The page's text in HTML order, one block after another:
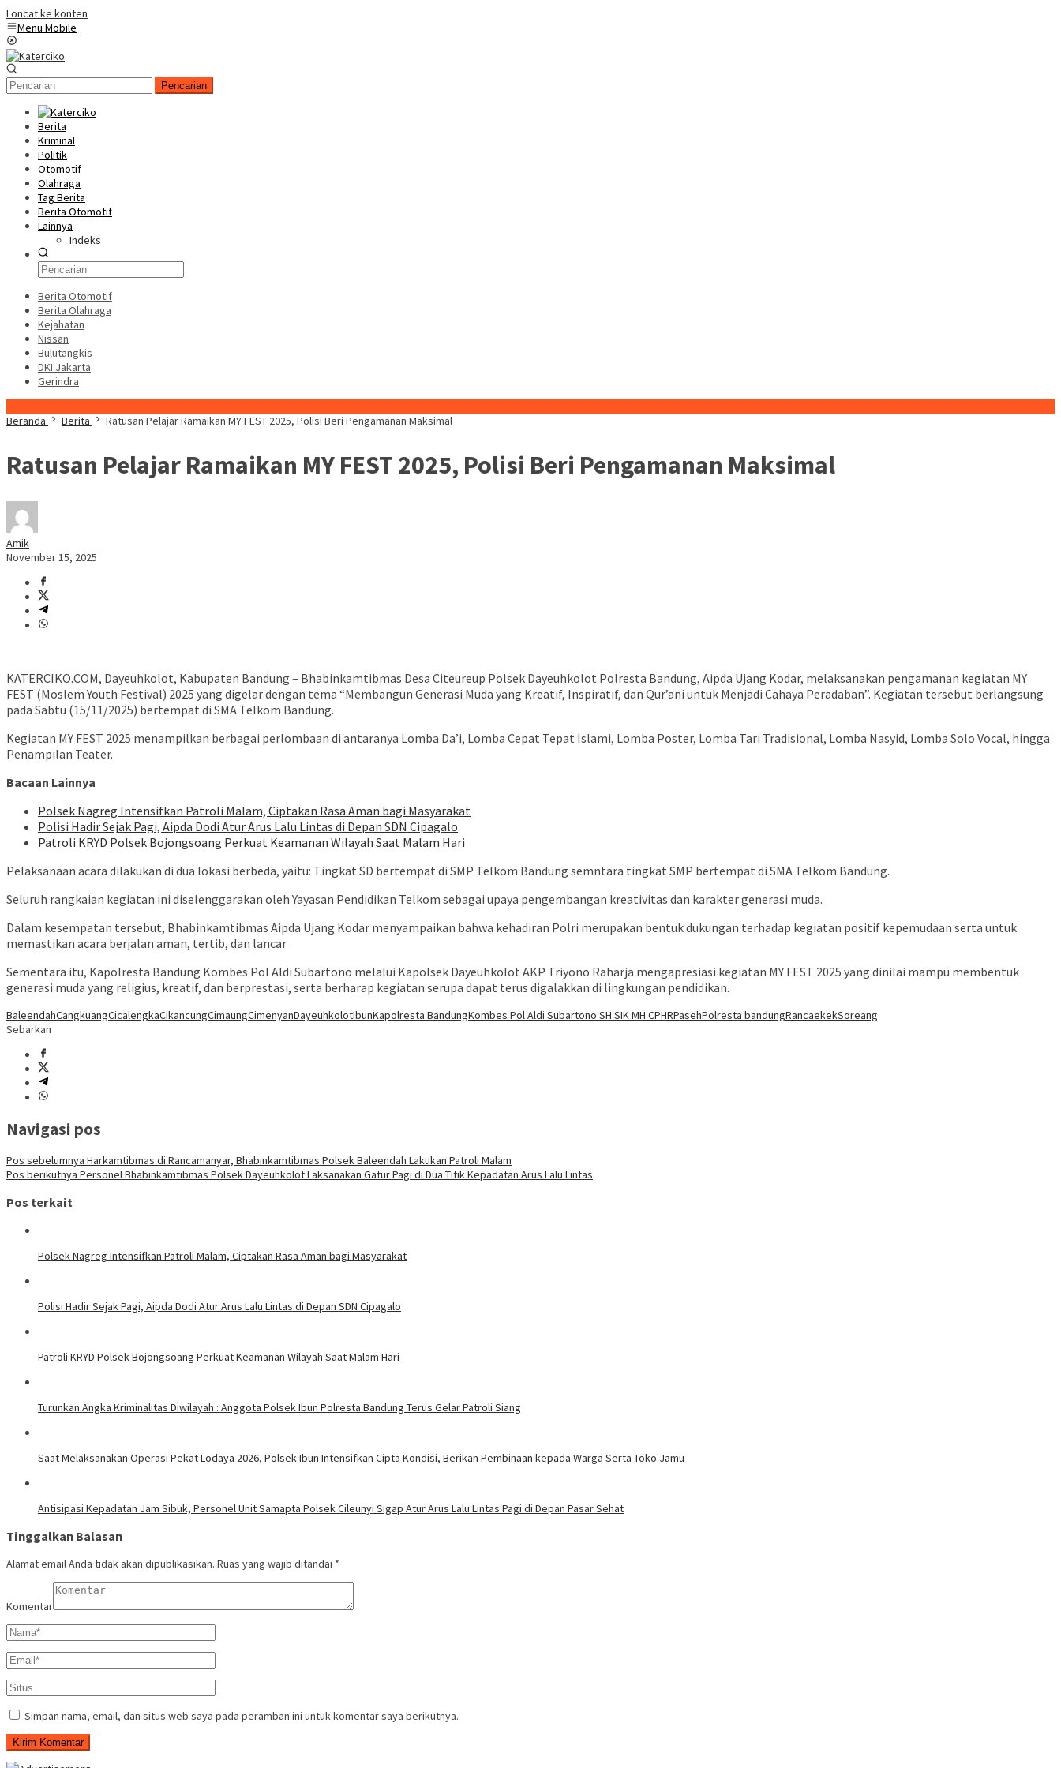
Loncat ke konten
Menu Mobile
Pencarian
Berita
Kriminal
Politik
Otomotif
Olahraga
Tag Berita
Berita Otomotif
Lainnya
Indeks
Berita Otomotif
Berita Olahraga
Kejahatan
Nissan
Bulutangkis
DKI Jakarta
Gerindra
Beranda
Berita Ratusan Pelajar Ramaikan MY FEST 2025, Polisi Beri Pengamanan Maksimal
Ratusan Pelajar Ramaikan MY FEST 2025, Polisi Beri Pengamanan Maksimal
Amik
November 15, 2025
KATERCIKO.COM, Dayeuhkolot, Kabupaten Bandung – Bhabinkamtibmas Desa Citeureup Polsek Dayeuhkolot Polresta Bandung, Aipda Ujang Kodar, melaksanakan pengamanan kegiatan MY
FEST (Moslem Youth Festival) 2025 yang digelar dengan tema “Membangun Generasi Muda yang Kreatif, Inspiratif, dan Qur’ani untuk Menjadi Cahaya Peradaban”. Kegiatan tersebut berlangsung
pada Sabtu (15/11/2025) bertempat di SMA Telkom Bandung.
Kegiatan MY FEST 2025 menampilkan berbagai perlombaan di antaranya Lomba Da’i, Lomba Cepat Tepat Islami, Lomba Poster, Lomba Tari Tradisional, Lomba Nasyid, Lomba Solo Vocal, hingga
Penampilan Teater.
Bacaan Lainnya
Polsek Nagreg Intensifkan Patroli Malam, Ciptakan Rasa Aman bagi Masyarakat
Polisi Hadir Sejak Pagi, Aipda Dodi Atur Arus Lalu Lintas di Depan SDN Cipagalo
Patroli KRYD Polsek Bojongsoang Perkuat Keamanan Wilayah Saat Malam Hari
Pelaksanaan acara dilakukan di dua lokasi berbeda, yaitu: Tingkat SD bertempat di SMP Telkom Bandung semntara tingkat SMP bertempat di SMA Telkom Bandung.
Seluruh rangkaian kegiatan ini diselenggarakan oleh Yayasan Pendidikan Telkom sebagai upaya pengembangan kreativitas dan karakter generasi muda.
Dalam kesempatan tersebut, Bhabinkamtibmas Aipda Ujang Kodar menyampaikan bahwa kehadiran Polri merupakan bentuk dukungan terhadap kegiatan positif kepemudaan serta untuk
memastikan acara berjalan aman, tertib, dan lancar
Sementara itu, Kapolresta Bandung Kombes Pol Aldi Subartono melalui Kapolsek Dayeuhkolot AKP Triyono Raharja mengapresiasi kegiatan MY FEST 2025 yang dinilai mampu membentuk
generasi muda yang religius, kreatif, dan berprestasi, serta berharap kegiatan serupa dapat terus digalakkan di lingkungan pendidikan.
BaleendahCangkuangCicalengkaCikancungCimaungCimenyanDayeuhkolotIbunKapolresta BandungKombes Pol Aldi Subartono SH SIK MH CPHRPasehPolresta bandungRancaekekSoreang
Sebarkan
Navigasi pos
Pos sebelumnya Harkamtibmas di Rancamanyar, Bhabinkamtibmas Polsek Baleendah Lakukan Patroli Malam
Pos berikutnya Personel Bhabinkamtibmas Polsek Dayeuhkolot Laksanakan Gatur Pagi di Dua Titik Kepadatan Arus Lalu Lintas
Pos terkait
Polsek Nagreg Intensifkan Patroli Malam, Ciptakan Rasa Aman bagi Masyarakat
Polisi Hadir Sejak Pagi, Aipda Dodi Atur Arus Lalu Lintas di Depan SDN Cipagalo
Patroli KRYD Polsek Bojongsoang Perkuat Keamanan Wilayah Saat Malam Hari
Turunkan Angka Kriminalitas Diwilayah : Anggota Polsek Ibun Polresta Bandung Terus Gelar Patroli Siang
Saat Melaksanakan Operasi Pekat Lodaya 2026, Polsek Ibun Intensifkan Cipta Kondisi, Berikan Pembinaan kepada Warga Serta Toko Jamu
Antisipasi Kepadatan Jam Sibuk, Personel Unit Samapta Polsek Cileunyi Sigap Atur Arus Lalu Lintas Pagi di Depan Pasar Sehat
Tinggalkan Balasan
Alamat email Anda tidak akan dipublikasikan. Ruas yang wajib ditandai *
Komentar
Simpan nama, email, dan situs web saya pada peramban ini untuk komentar saya berikutnya.